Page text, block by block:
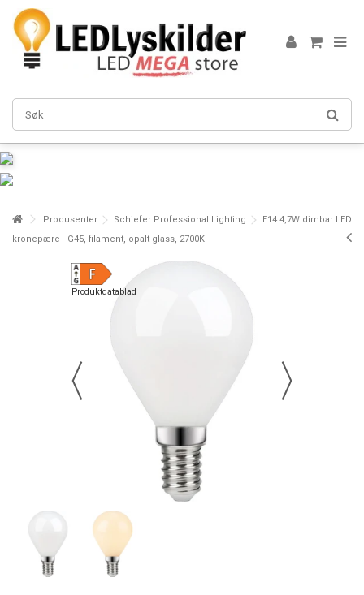
Produsenter Schiefer Professional Lighting
E14 4,7W dimbar LED
kronepære - G45, filament, opalt glass, 2700K
Produktdatablad